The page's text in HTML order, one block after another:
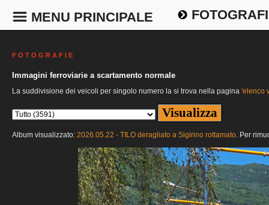
MENU PRINCIPALE
F O T O G R A F I E
Immagini ferroviarie a scartamento normale
La suddivisione dei veicoli per singolo numero la si trova nella pagina 'elenco
Album visualizzato: 2026.05.22 - TILO deragliato a Sigirino rottamato. Per